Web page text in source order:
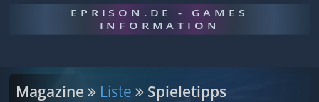
EPRISON.DE - GAMES
INFORMATION
Magazine Liste Spieletipps